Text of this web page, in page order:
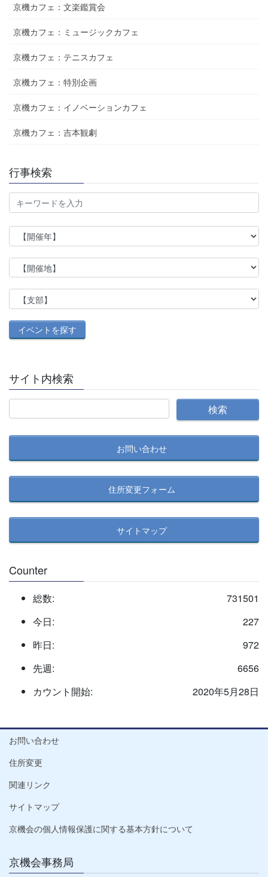
京機カフェ：文楽鑑賞会
京機カフェ：ミュージックカフェ
京機カフェ：テニスカフェ
京機カフェ：特別企画
京機カフェ：イノベーションカフェ
京機カフェ：吉本観劇
行事検索
サイト内検索
お問い合わせ
住所変更フォーム
サイトマップ
Counter
731501
総数:
227
今日:
972
昨日:
6656
先週:
2020年5月28日
カウント開始:
お問い合わせ
住所変更
関連リンク
サイトマップ
京機会の個人情報保護に関する基本方針について
京機会事務局